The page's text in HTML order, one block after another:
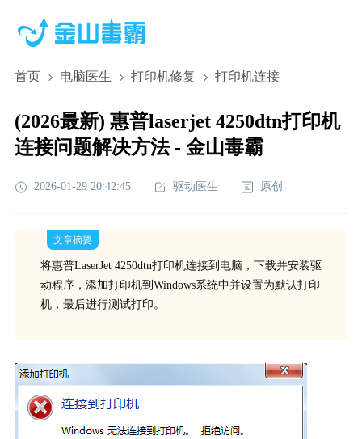
首页 电脑医生 打印机修复 打印机连接
(2026最新) 惠普laserjet 4250dtn打印机
连接问题解决方法 - 金山毒霸
2026-01-29 20:42:45 驱动医生 原创
文章摘要
将惠普LaserJet 4250dtn打印机连接到电脑，下载并安装驱
动程序，添加打印机到Windows系统中并设置为默认打印
机，最后进行测试打印。